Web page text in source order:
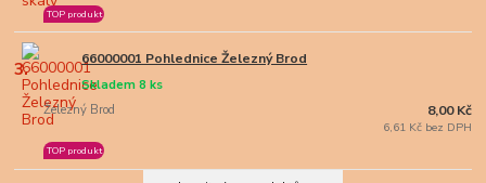
TOP produkt
3. 66000001 Pohlednice Železný Brod
Železný Brod
Skladem 8 ks
TOP produkt
8,00 Kč
6,61 Kč bez DPH